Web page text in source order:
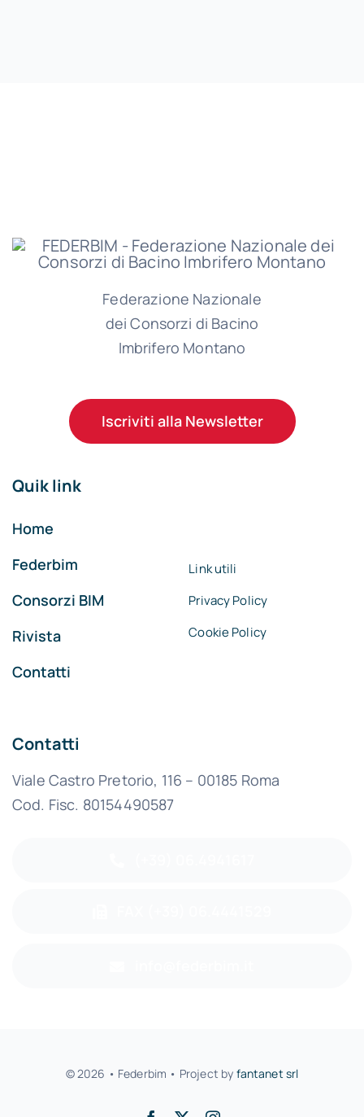
Federazione Nazionale
dei Consorzi di Bacino
Imbrifero Montano
Iscriviti alla Newsletter
Quik link
Home
Federbim
Consorzi BIM
Rivista
Contatti
Link utili
Privacy Policy
Cookie Policy
Contatti
Viale Castro Pretorio, 116 – 00185 Roma
Cod. Fisc. 80154490587
© 2026 • Federbim • Project by fantanet srl